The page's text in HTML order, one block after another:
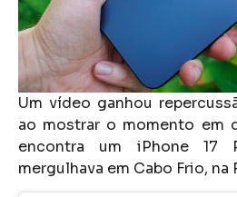
Um vídeo ganhou
ao mostrar o momento em
encontra um iPhone 17
mergulhava em Cabo Frio, na